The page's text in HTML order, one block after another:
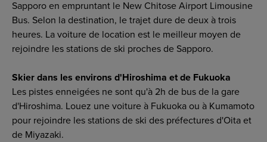
Sapporo en empruntant le New Chitose Airport Limousine
Bus. Selon la destination, le trajet dure de deux à trois
heures. La voiture de location est le meilleur moyen de
rejoindre les stations de ski proches de Sapporo.
Skier dans les environs d'Hiroshima et de Fukuoka
Les pistes enneigées ne sont qu'à 2h de bus de la gare
d'Hiroshima. Louez une voiture à Fukuoka ou à Kumamoto
pour rejoindre les stations de ski des préfectures d'Oita et
de Miyazaki.